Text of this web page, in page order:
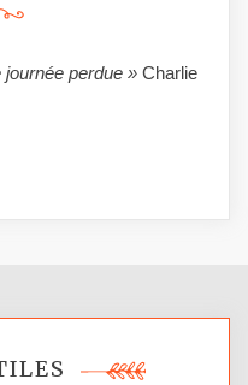
perdue » Charlie